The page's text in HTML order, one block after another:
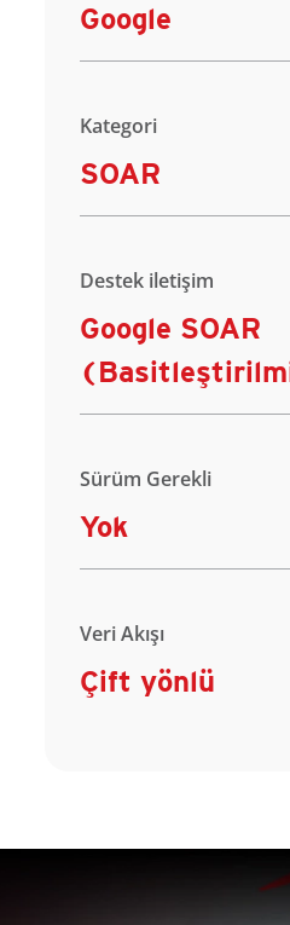
Google
Kategori
SOAR
Destek iletişim
Google SOAR
Sürüm Gerekli
Yok
Veri Akışı
Çift yönlü